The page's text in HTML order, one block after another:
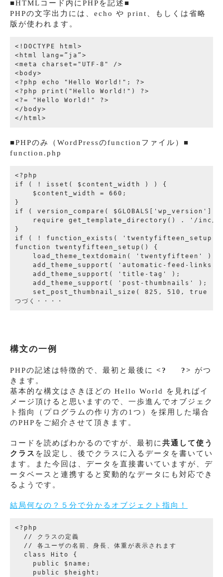
■HTMLコード内にPHPを記述■
PHPの文字出力には、echo や print、もしくは省略
版が使われます。
<!DOCTYPE html>
<html lang=”ja”>
<meta charset="UTF-8" />
<body>
<?php echo "Hello World!"; ?>
<?php print("Hello World!") ?>
<?= "Hello World!" ?>
</body>
■PHPのみ（WordPressのfunctionファイル）■
function.php
<?php
if ( ! isset( $content_width ) ) {
    $content_width = 660;
}
if ( version_compare(
require get_template_directory() . '/inc/
}
if ( ! function_exists(
function twentyfifteen_setup() {
    load_theme_textdomain( 'twentyfifteen' );
add_theme_support( 'automatic-feed-links'
    add_theme_support( 'title-tag' );
    add_theme_support( 'post-thumbnails' );
    set_post_thumbnail_size( 825, 510, true );
構文の一例
PHPの記述は特徴的で、最初と最後に <? ?>
がつ
きます。
基本的な構文はさきほどの Hello World を見ればイ
メージ頂けると思いますので、一歩進んでオブジェク
ト指向（プログラムの作り方の1つ）を採用した場合
のPHPをご紹介させて頂きます。
コードを読めばわかるのですが、最初に共通して使う
クラス を設定し、後でクラスに入るデータを書いてい
ます。また今回は、データを直接書いていますが、デ
ータベースと連携すると変動的なデータにも対応でき
るようです。
結局何なの？５分で分かるオブジェクト指向！
<?php
  // クラスの定義
  // 各ユーザの名前、身長、体重が表示されます
  class Hito {
    public $name;
    public $height;